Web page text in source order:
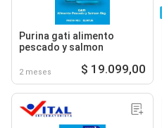
Purina gati alimento
pescado y salmon
2 meses $ 19.099,00